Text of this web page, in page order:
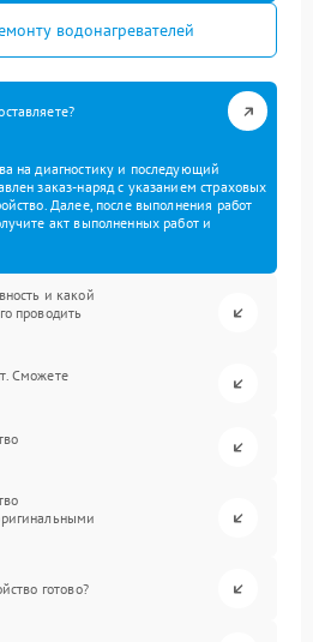
водонагревателей
на диагностику и последующий
заказ-наряд с указанием страховых
Далее, после выполнения работ
акт выполненных работ и
и какой
проводить
Сможете
готово?